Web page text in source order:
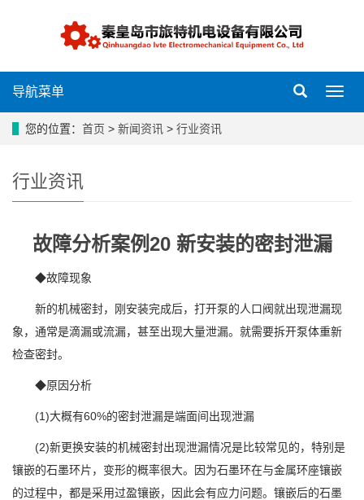
导
导航菜单
您的位置： 首页 > 新闻资讯 > 行业资讯
行业资讯
故障分析案例20 新安装的密封泄漏
◆故障现象
新的机械密封，刚安装完成后，打开泵的人口阀就出现泄漏现
象，通常是滴漏或流漏，甚至出现大量泄漏。就需要拆开泵体重新
检查密封。
◆原因分析
(1)大概有60%的密封泄漏是端面间出现泄漏
(2)新更换安装的机械密封出现泄漏情况是比较常见的，特别是
镶嵌的石墨环片，变形的概率很大。因为石墨环在与金属环座镶嵌
的过程中，都是采用过盈镶嵌，因此会有应力问题。镶嵌后的石墨